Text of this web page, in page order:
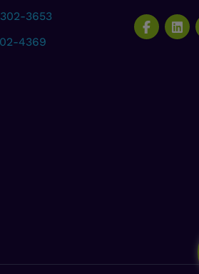
3653
4369